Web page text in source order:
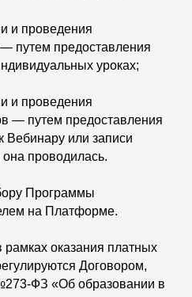
и проведения
путем предоставления
уроках;
и проведения
— путем предоставления
Вебинару или записи
проводилась.
Программы
на Платформе.
оказания платных
Договором,
ФЗ «Об образовании в